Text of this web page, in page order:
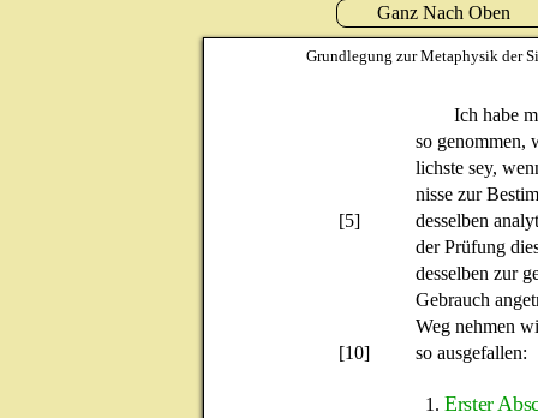
Ganz Nach Oben
Grundlegung zur Metaphysik der
Ich habe
so genommen,
lichste sey,
nisse zur
[5]
desselben
der Prüfung
desselben zur
Gebrauch
Weg nehmen
[10]
so ausgefallen:
1. Erster